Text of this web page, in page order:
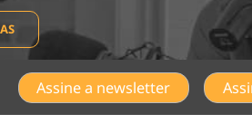
Assine a newsletter